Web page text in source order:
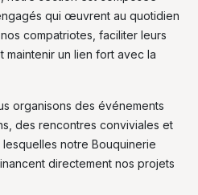
qui œuvrent au quotidien
compatriotes, faciliter leurs
maintenir un lien fort avec la
organisons des événements
des rencontres conviviales et
notre Bouquinerie
directement nos projets